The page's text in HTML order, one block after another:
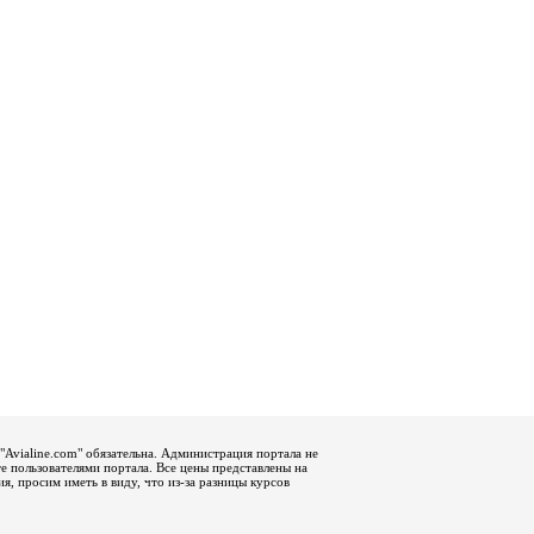
обязательна. Администрация портала не
пользователями портала. Все цены представлены на
просим иметь в виду, что из-за разницы курсов